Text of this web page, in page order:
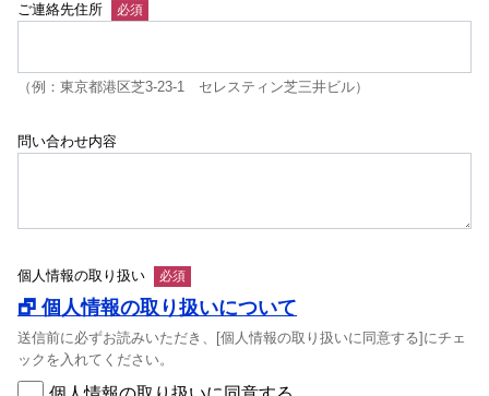
ご連絡先住所
（例：東京都港区芝3-23-1 セレスティン芝三井ビル）
問い合わせ内容
個人情報の取り扱い
🗗 個人情報の取り扱いについて
送信前に必ずお読みいただき、[個人情報の取り扱いに同意する]にチェ
ックを入れてください。